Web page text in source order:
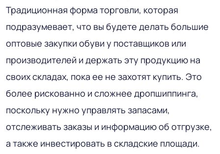
Традиционная форма торговли, которая
подразумевает, что вы будете делать большие
оптовые закупки обуви у поставщиков или
производителей и держать эту продукцию на
своих складах, пока ее не захотят купить. Это
более рискованно и сложнее дропшиппинга,
поскольку нужно управлять запасами,
отслеживать заказы и информацию об отгрузке,
а также инвестировать в складские площади.